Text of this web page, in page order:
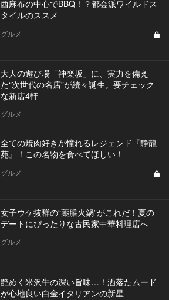
西麻布の中心でBBQ！？都会派ワイルドス
タイルのススメ
グルメ
大人の遊び場「神楽坂」に、実力を備え
た“次世代の名店”が続々誕生。要チェック
な新店4軒
グルメ
全ての焼肉好きが憧れるレジェンド『静龍
苑』！この名物を食べてほしい！
グルメ
女子ウケ抜群の“薬膳火鍋”がこれだ！夏の
デートにぴったりな古民家中華料理店へ
グルメ
艶めく米沢牛の深い旨味…！洒落たムード
が心地良い白金イタリアンの新星